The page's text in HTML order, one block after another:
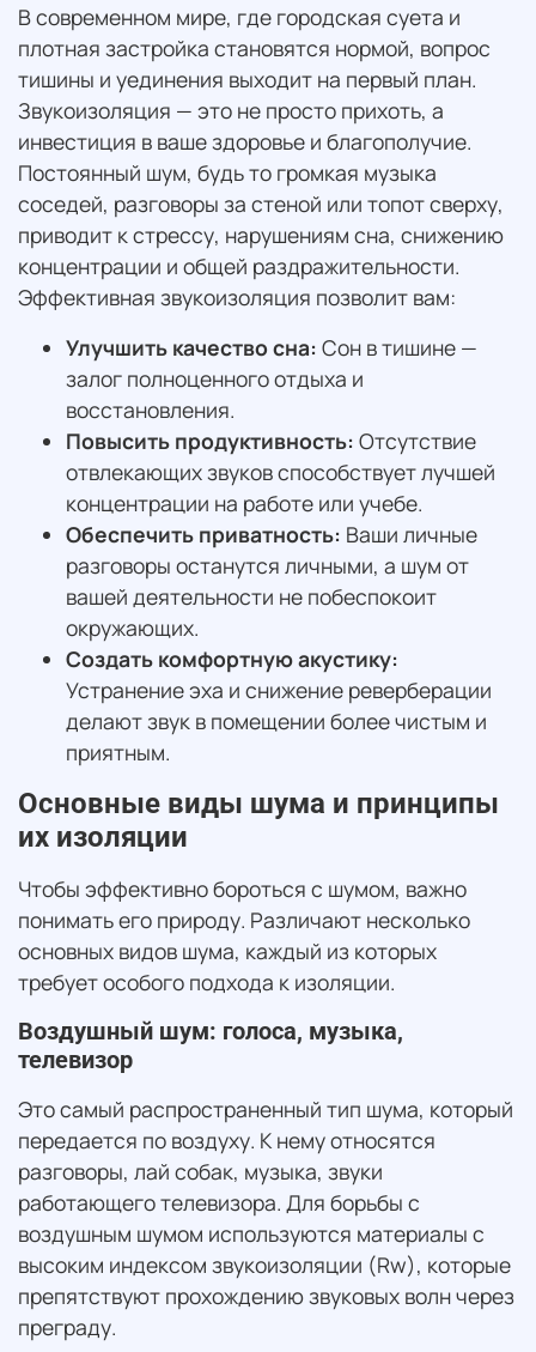
В современном мире, где городская суета и
плотная застройка становятся нормой, вопрос
тишины и уединения выходит на первый план.
Звукоизоляция — это не просто прихоть, а
инвестиция в ваше здоровье и благополучие.
Постоянный шум, будь то громкая музыка
соседей, разговоры за стеной или топот сверху,
приводит к стрессу, нарушениям сна, снижению
концентрации и общей раздражительности.
Эффективная звукоизоляция позволит вам:
Улучшить качество сна: Сон в тишине —
залог полноценного отдыха и
восстановления.
Повысить продуктивность: Отсутствие
отвлекающих звуков способствует лучшей
концентрации на работе или учебе.
Обеспечить приватность: Ваши личные
разговоры останутся личными, а шум от
вашей деятельности не побеспокоит
окружающих.
Создать комфортную акустику:
Устранение эха и снижение реверберации
делают звук в помещении более чистым и
приятным.
Основные виды шума и принципы
их изоляции
Чтобы эффективно бороться с шумом, важно
понимать его природу. Различают несколько
основных видов шума, каждый из которых
требует особого подхода к изоляции.
Воздушный шум: голоса, музыка,
телевизор
Это самый распространенный тип шума, который
передается по воздуху. К нему относятся
разговоры, лай собак, музыка, звуки
работающего телевизора. Для борьбы с
воздушным шумом используются материалы с
высоким индексом звукоизоляции (Rw), которые
препятствуют прохождению звуковых волн через
преграду.